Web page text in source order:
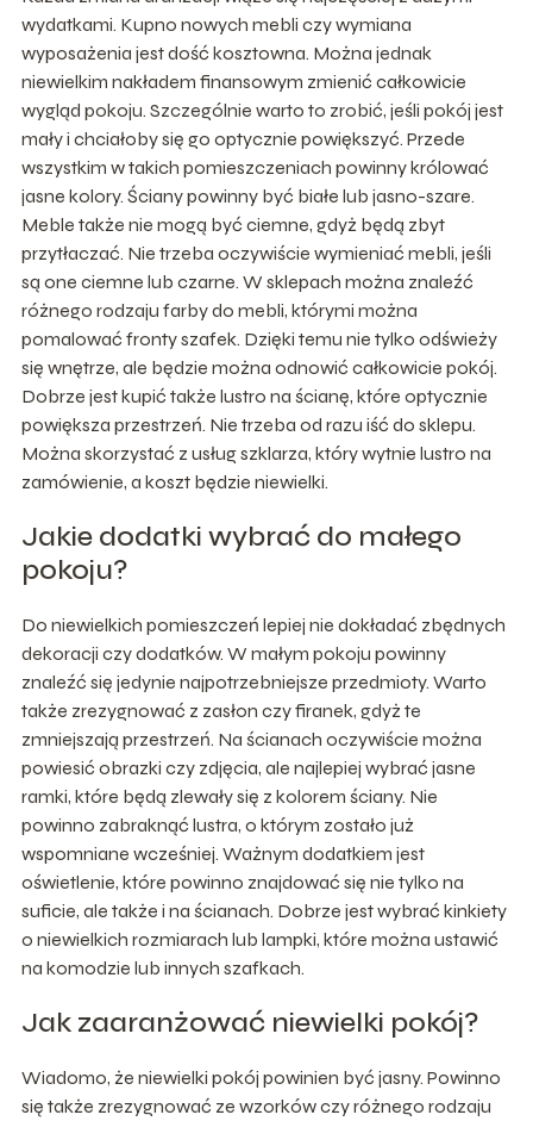
wydatkami. Kupno nowych mebli czy wymiana
wyposażenia jest dość kosztowna. Można jednak
niewielkim nakładem finansowym zmienić całkowicie
wygląd pokoju. Szczególnie warto to zrobić, jeśli pokój jest
mały i chciałoby się go optycznie powiększyć. Przede
wszystkim w takich pomieszczeniach powinny królować
jasne kolory. Ściany powinny być białe lub jasno-szare.
Meble także nie mogą być ciemne, gdyż będą zbyt
przytłaczać. Nie trzeba oczywiście wymieniać mebli, jeśli
są one ciemne lub czarne. W sklepach można znaleźć
różnego rodzaju farby do mebli, którymi można
pomalować fronty szafek. Dzięki temu nie tylko odświeży
się wnętrze, ale będzie można odnowić całkowicie pokój.
Dobrze jest kupić także lustro na ścianę, które optycznie
powiększa przestrzeń. Nie trzeba od razu iść do sklepu.
Można skorzystać z usług szklarza, który wytnie lustro na
zamówienie, a koszt będzie niewielki.
Jakie dodatki wybrać do małego
pokoju?
Do niewielkich pomieszczeń lepiej nie dokładać zbędnych
dekoracji czy dodatków. W małym pokoju powinny
znaleźć się jedynie najpotrzebniejsze przedmioty. Warto
także zrezygnować z zasłon czy firanek, gdyż te
zmniejszają przestrzeń. Na ścianach oczywiście można
powiesić obrazki czy zdjęcia, ale najlepiej wybrać jasne
ramki, które będą zlewały się z kolorem ściany. Nie
powinno zabraknąć lustra, o którym zostało już
wspomniane wcześniej. Ważnym dodatkiem jest
oświetlenie, które powinno znajdować się nie tylko na
suficie, ale także i na ścianach. Dobrze jest wybrać kinkiety
o niewielkich rozmiarach lub lampki, które można ustawić
na komodzie lub innych szafkach.
Jak zaaranżować niewielki pokój?
Wiadomo, że niewielki pokój powinien być jasny. Powinno
się także zrezygnować ze wzorków czy różnego rodzaju